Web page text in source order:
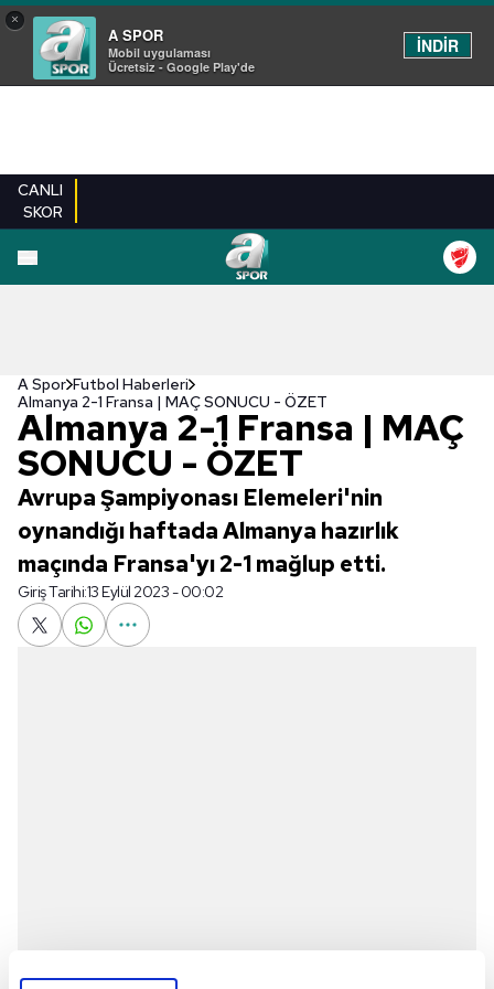
×
A SPOR
Mobil uygulaması
Ücretsiz - Google Play'de
İNDİR
CANLI
SKOR
A Spor Futbol Haberleri
Almanya 2-1 Fransa | MAÇ SONUCU - ÖZET
Almanya 2-1 Fransa | MAÇ
SONUCU - ÖZET
Avrupa Şampiyonası Elemeleri'nin
oynandığı haftada Almanya hazırlık
maçında Fransa'yı 2-1 mağlup etti.
Giriş Tarihi:13 Eylül 2023 - 00:02